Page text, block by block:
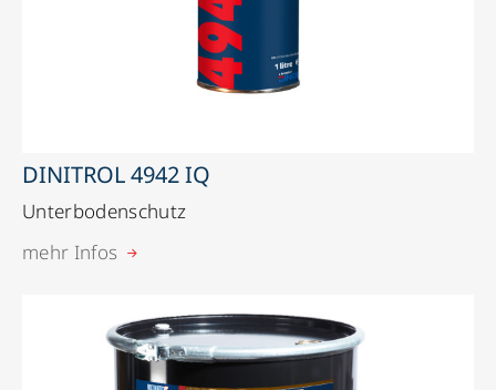
DINITROL 4942 IQ
Unterbodenschutz
mehr Infos